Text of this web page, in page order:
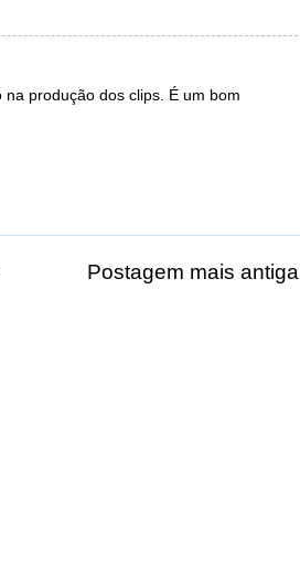
produção dos clips. É um bom
Postagem mais antiga